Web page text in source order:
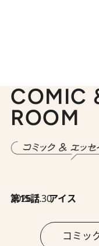
COMIC
ROOM
2026.7.30
第15話 アイス
コミッ